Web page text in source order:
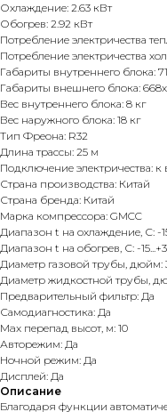
Охлаждение: 2.63 кВт
Обогрев: 2.92 кВт
Потребление электричества
Потребление электричества
Габариты внутреннего блока:
Габариты внешнего блока:
Вес внутреннего блока: 8 кг
Вес наружного блока: 18 кг
Тип Фреона: R32
Длина трассы: 25 м
Подключение электричества:
Страна производства: Китай
Страна бренда: Китай
Марка компрессора: GMCC
Диапазон t на охлаждение, С: -
Диапазон t на обогрев, С: -
Диаметр газовой трубы, дюйм:
Диаметр жидкостной трубы,
Предварительный фильтр: Да
Самодиагностика: Да
Max перепад высот, м: 10
Авторежим: Да
Ночной режим: Да
Дисплей: Да
Описание
Благодаря функции